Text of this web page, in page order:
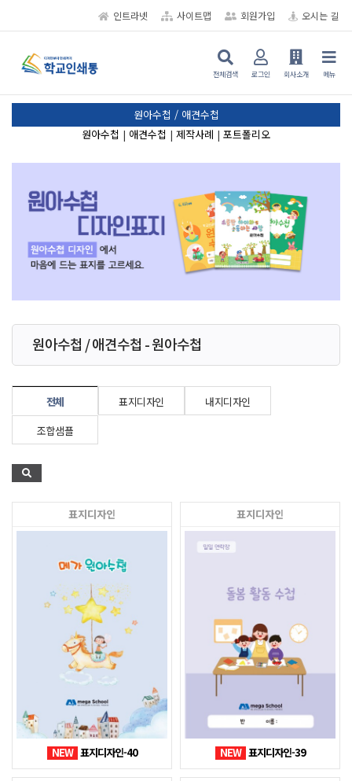
인트라넷 사이트맵 회원가입 오시는 길
전체검색 로그인 회사소개 메뉴
원아수첩 / 애견수첩
원아수첩 | 애견수첩 | 제작사례 | 포트폴리오
원아수첩 / 애견수첩 - 원아수첩
전체 표지디자인
내지디자인
조합샘플
표지디자인
NEW 표지디자인-40
표지디자인
NEW 표지디자인-39